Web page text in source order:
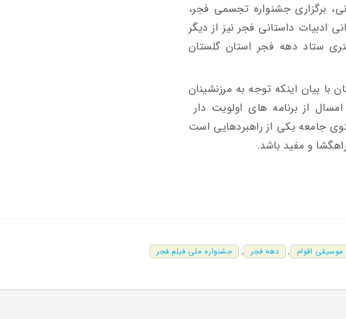
برگزاری جشنواره تجسمی فجر،
ادبیات داستانی فجر نیز از دیگر
ستاد دهه فجر استان گلستان
با بیان اینکه توجه به مرزنشینان
از برنامه های اولویت دار
جامعه یکی از راهبردهایی است
و مفید باشد.
موسیقی اقوام , دهه فجر , جشنواره ملی فیلم فجر